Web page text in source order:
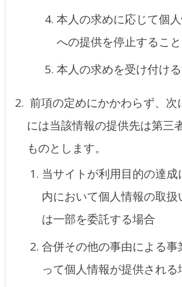
本人の求めに応じて個
への提供を停止すること
本人の求めを受け付け
前項の定めにかかわらず、次
には当該情報の提供先は第三
ものとします。
当サイトが利用目的の達成
内において個人情報の取扱
は一部を委託する場合
合併その他の事由による
って個人情報が提供される